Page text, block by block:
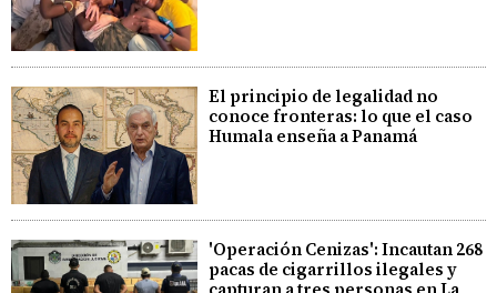
El principio de legalidad no
conoce fronteras: lo que el caso
Humala enseña a Panamá
'Operación Cenizas': Incautan 268
pacas de cigarrillos ilegales y